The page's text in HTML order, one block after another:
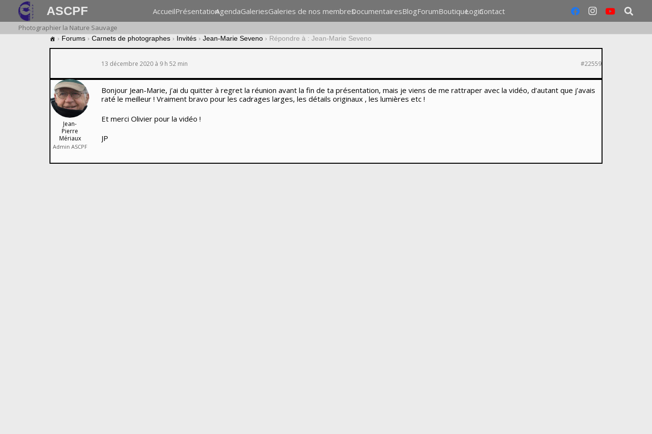
ASCPF AccueilPrésentationAgendaGaleriesGaleries de nos membresDocumentairesBlogForumBoutiqueLoginContact
Photographier la Nature Sauvage
› Forums › Carnets de photographes › Invités › Jean-Marie Seveno › Répondre à : Jean-Marie Seveno
13 décembre 2020 à 9 h 52 min #22559
Jean-
Pierre
Mériaux
Admin ASCPF
Bonjour Jean-Marie, j’ai du quitter à regret la réunion avant la fin de ta présentation, mais je viens de me rattraper avec la vidéo, d’autant que j’avais
raté le meilleur ! Vraiment bravo pour les cadrages larges, les détails originaux , les lumières etc !
Et merci Olivier pour la vidéo !
JP